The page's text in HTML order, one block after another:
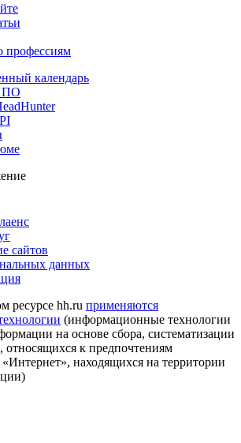
профессиям
календарь
ПО
сайтов
данных
ресурсе hh.ru применяются
(информационные технологии
на основе сбора, систематизации
относящихся к предпочтениям
«Интернет», находящихся на территории